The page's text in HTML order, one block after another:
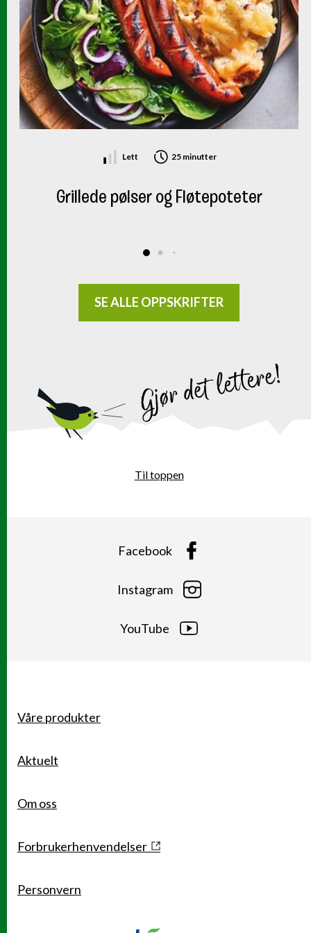
Lett 25 minutter
Grillede pølser og Fløtepoteter
SE ALLE OPPSKRIFTER
Til toppen
Facebook
Instagram
YouTube
Snarveier
Våre produkter
Aktuelt
Om oss
Forbrukerhenvendelser
Personvern